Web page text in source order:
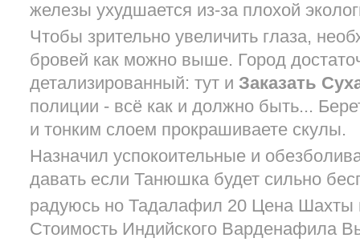
железы ухудшается из-за плохой
Чтобы зрительно увеличить глаза,
бровей как можно выше. Город
детализированный: тут и Заказать
полиции - всё как и должно быть...
и тонким слоем прокрашиваете скулы.
Назначил успокоительные и
давать если Танюшка будет сильно
радуюсь но Тадалафил 20 Цена Шахты
Стоимость Индийского Варденафила